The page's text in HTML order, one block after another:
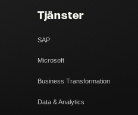
Tjänster
SAP
Microsoft
Business Transformation
Data & Analytics